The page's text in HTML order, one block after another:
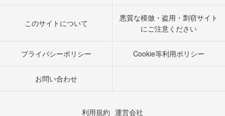
このサイトについて
悪質な模倣・盗用・剽窃サイト
にご注意ください
プライバシーポリシー Cookie等利用ポリシー
お問い合わせ
利用規約 運営会社